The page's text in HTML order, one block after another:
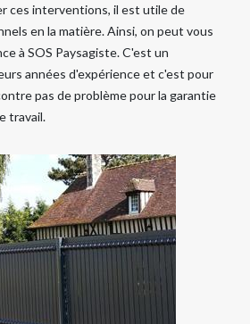
ces interventions, il est utile de
en la matière. Ainsi, on peut vous
à SOS Paysagiste. C'est un
années d'expérience et c'est pour
pas de problème pour la garantie
travail.